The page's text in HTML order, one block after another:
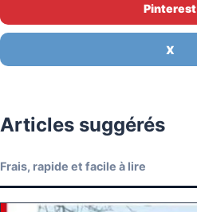
Pinterest
X
Articles suggérés
Frais, rapide et facile à lire